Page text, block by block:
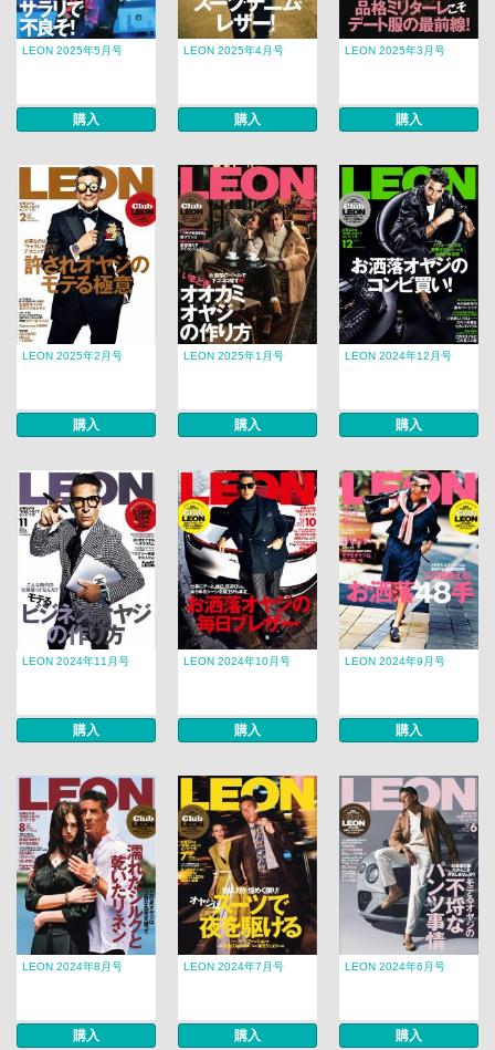
LEON 2025年5月号
購入
LEON 2025年4月号
購入
LEON 2025年3月号
購入
LEON 2025年2月号
購入
LEON 2025年1月号
購入
LEON 2024年12月号
購入
LEON 2024年11月号
購入
LEON 2024年10月号
購入
LEON 2024年9月号
購入
LEON 2024年8月号
購入
LEON 2024年7月号
購入
LEON 2024年6月号
購入